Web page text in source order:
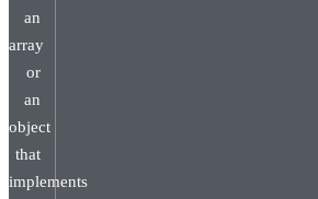
an
array
or
an
object
that
implements